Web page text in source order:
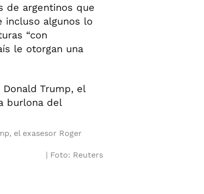
de argentinos que
incluso algunos lo
“con
le otorgan una
el exasesor Roger
Foto: Reuters